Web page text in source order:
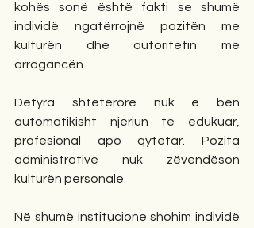
kohës sonë është fakti se shumë
individë ngatërrojnë pozitën me
kulturën dhe autoritetin me
arrogancën.
Detyra shtetërore nuk e bën
automatikisht njeriun të edukuar,
profesional apo qytetar. Pozita
administrative nuk zëvendëson
kulturën personale.
Në shumë institucione shohim individë